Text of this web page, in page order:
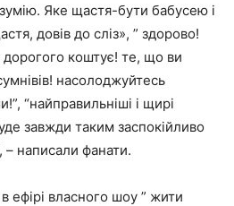
Яке щастя-бути бабусею і
довів до сліз», ” здорово!
дорогого коштує! те, що ви
насолоджуйтесь
“найправильніші і щирі
завжди таким заспокійливо
– написали фанати.
ефірі власного шоу ” жити